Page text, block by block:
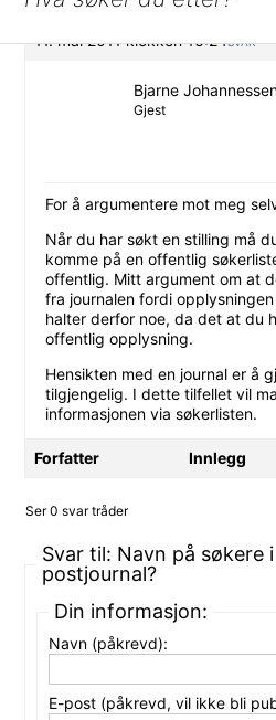
11. mai 2011 klokken 16:24SVAR
Bjarne
Gjest
For å argumentere mot meg
Når du har søkt en stilling må
komme på en offentlig
offentlig. Mitt argument om at
fra journalen fordi
halter derfor noe, da det at du
offentlig opplysning.
Hensikten med en journal er å
tilgjengelig. I dette tilfellet vil
informasjonen via søkerlisten.
Forfatter Innlegg
Ser 0 svar tråder
Svar til: Navn på søkere
postjournal?
Din informasjon:
Navn (påkrevd):
E-post (påkrevd, vil ikke bli